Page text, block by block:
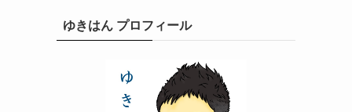
ゆきはん プロフィール